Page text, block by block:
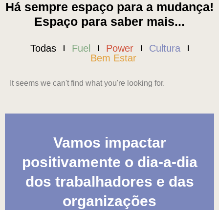
Há sempre espaço para a mudança!
Espaço para saber mais...
Todas Fuel Power
Cultura
Bem Estar
It seems we can't find what you're looking for.
Vamos impactar
positivamente o dia-a-dia
dos trabalhadores e das
organizações